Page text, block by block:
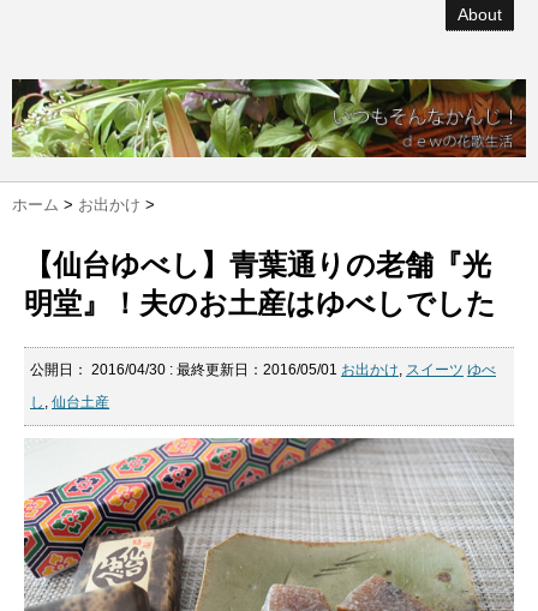
About
ホーム > お出かけ >
【仙台ゆべし】青葉通りの老舗『光
明堂』！夫のお土産はゆべしでした
公開日： 2016/04/30 : 最終更新日：2016/05/01 お出かけ, スイーツ ゆべ
し , 仙台土産